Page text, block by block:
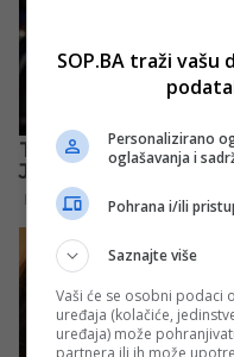
SOP.BA traži
Personalizirano
oglašavanja i
Pohrana i/ili
Saznajte više
Vaši će se osobni podaci
uređaja (kolačiće,
uređaja) može
partnera ili ih može